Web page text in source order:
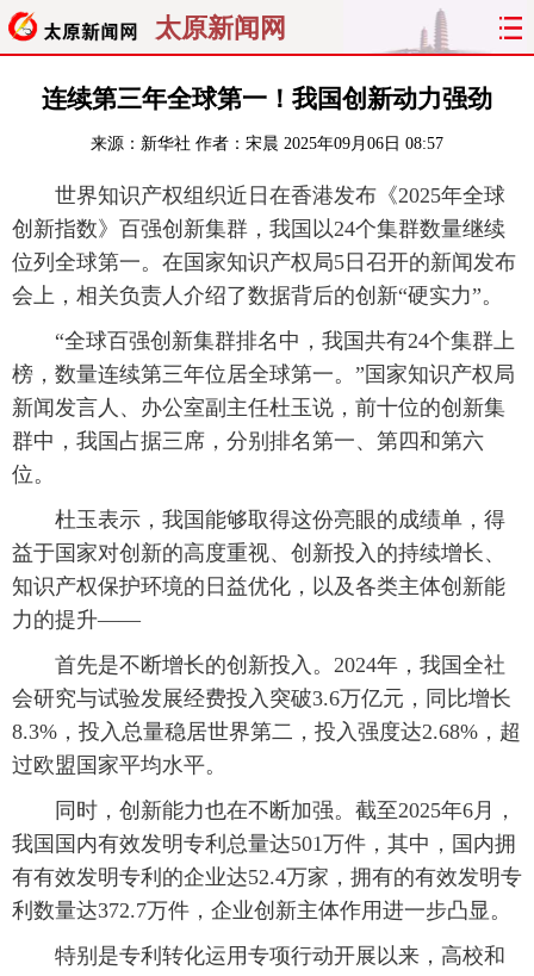
太原新闻网
首页 聚焦 太原 山西
关注 文明
纵横 曝光 综合 专题
旅游 理财 政务 教育
看天下 晋月读 最太原 网罗民生
太原日报 太原晚报 社区
连续第三年全球第一！我国创新动力强劲
来源： 新华社 作者：宋晨 2025年09月06日 08:57
世界知识产权组织近日在香港发布《2025年全球
创新指数》百强创新集群，我国以24个集群数量继续
位列全球第一。在国家知识产权局5日召开的新闻发布
会上，相关负责人介绍了数据背后的创新“硬实力”。
“全球百强创新集群排名中，我国共有24个集群上
榜，数量连续第三年位居全球第一。”国家知识产权局
新闻发言人、办公室副主任杜玉说，前十位的创新集
群中，我国占据三席，分别排名第一、第四和第六
位。
杜玉表示，我国能够取得这份亮眼的成绩单，得
益于国家对创新的高度重视、创新投入的持续增长、
知识产权保护环境的日益优化，以及各类主体创新能
力的提升——
首先是不断增长的创新投入。2024年，我国全社
会研究与试验发展经费投入突破3.6万亿元，同比增长
8.3%，投入总量稳居世界第二，投入强度达2.68%，超
过欧盟国家平均水平。
同时，创新能力也在不断加强。截至2025年6月，
我国国内有效发明专利总量达501万件，其中，国内拥
有有效发明专利的企业达52.4万家，拥有的有效发明专
利数量达372.7万件，企业创新主体作用进一步凸显。
特别是专利转化运用专项行动开展以来，高校和